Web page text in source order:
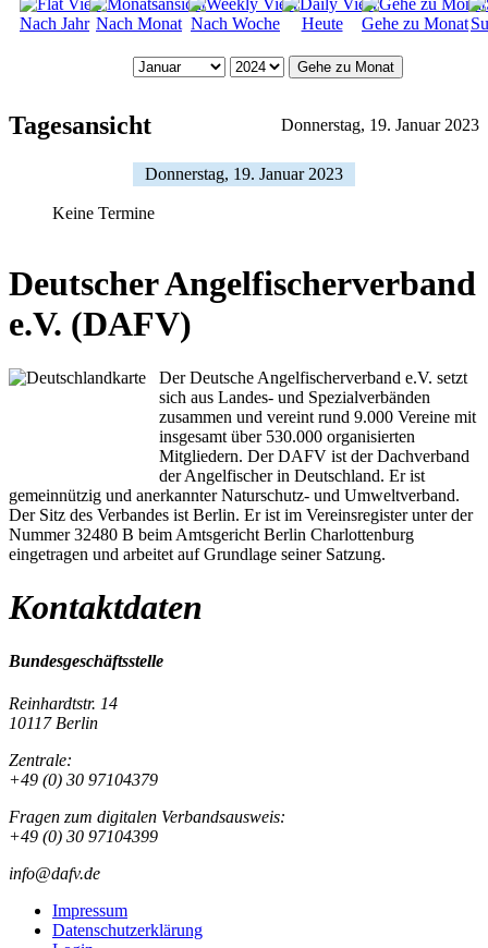
Nach Jahr Nach Monat Nach Woche Heute Gehe zu Monat
Gehe zu Monat
Tagesansicht Donnerstag, 19. Januar 2023
Donnerstag, 19. Januar 2023
Keine Termine
Deutscher Angelfischerverband
e.V. (DAFV)
Der Deutsche Angelfischerverband e.V. setzt
sich aus Landes- und Spezialverbänden
zusammen und vereint rund 9.000 Vereine mit
insgesamt über 530.000 organisierten
Mitgliedern. Der DAFV ist der Dachverband
der Angelfischer in Deutschland. Er ist
gemeinnützig und anerkannter Naturschutz- und Umweltverband.
Der Sitz des Verbandes ist Berlin. Er ist im Vereinsregister unter der
Nummer 32480 B beim Amtsgericht Berlin Charlottenburg
eingetragen und arbeitet auf Grundlage seiner Satzung.
Kontaktdaten
Bundesgeschäftsstelle
Reinhardtstr. 14
10117 Berlin
Zentrale:
+49 (0) 30 97104379
Fragen zum digitalen Verbandsausweis:
+49 (0) 30 97104399
info@dafv.de
Impressum
Datenschutzerklärung